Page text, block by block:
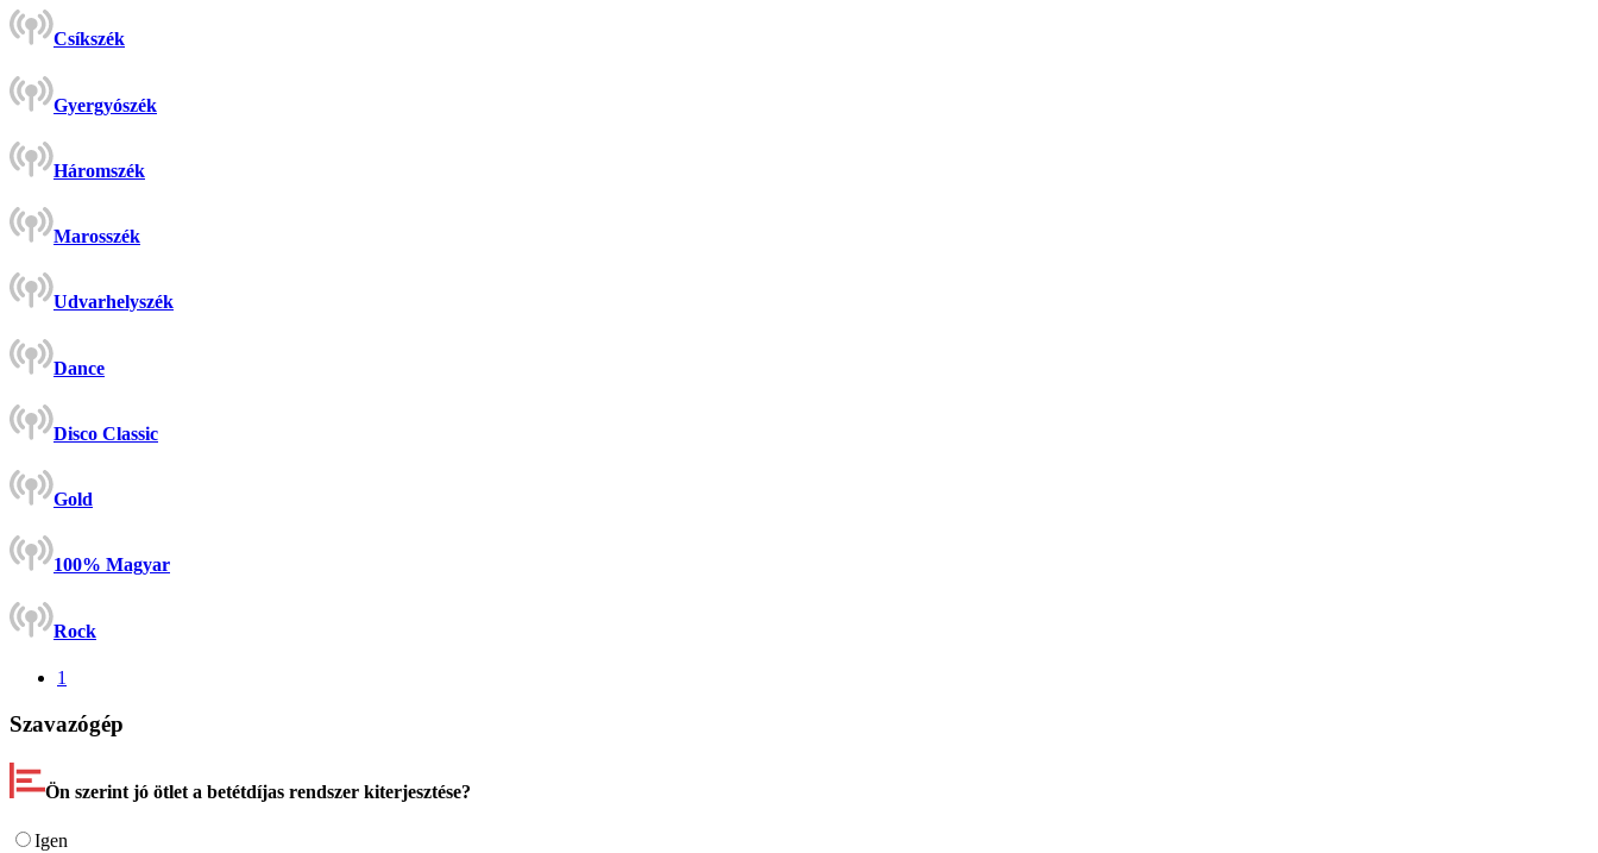
Csíkszék
Gyergyószék
Háromszék
Marosszék
Udvarhelyszék
Dance
Disco Classic
Gold
100% Magyar
Rock
1
Szavazógép
Ön szerint jó ötlet a betétdíjas rendszer kiterjesztése?
Igen